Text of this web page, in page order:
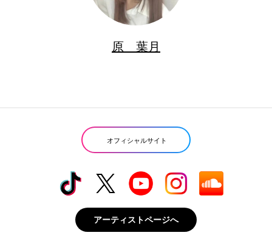
原 葉月
オフィシャルサイト
アーティストページへ